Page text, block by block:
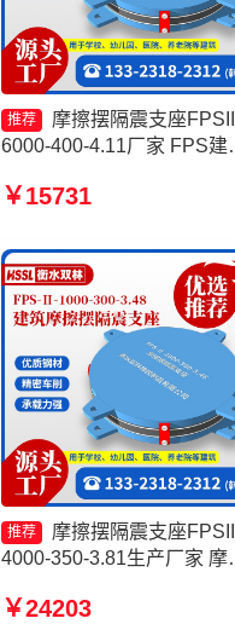
推荐
摩擦摆隔震支座
6000-400-4.11厂家 FPS建
座源头工厂 摩擦摆式橡胶
￥15731
推荐
摩擦摆隔震支座
4000-350-3.81生产厂家 摩
3.81 建筑摩擦摆式减震支
￥24203